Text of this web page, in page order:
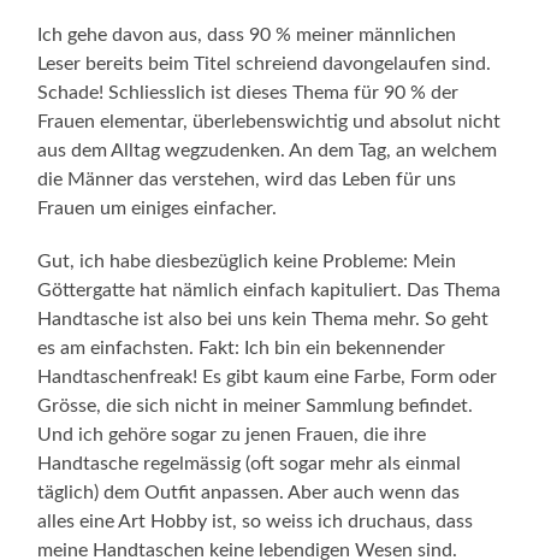
Ich gehe davon aus, dass 90 % meiner männlichen
Leser bereits beim Titel schreiend davongelaufen sind.
Schade! Schliesslich ist dieses Thema für 90 % der
Frauen elementar, überlebenswichtig und absolut nicht
aus dem Alltag wegzudenken. An dem Tag, an welchem
die Männer das verstehen, wird das Leben für uns
Frauen um einiges einfacher.
Gut, ich habe diesbezüglich keine Probleme: Mein
Göttergatte hat nämlich einfach kapituliert. Das Thema
Handtasche ist also bei uns kein Thema mehr. So geht
es am einfachsten. Fakt: Ich bin ein bekennender
Handtaschenfreak! Es gibt kaum eine Farbe, Form oder
Grösse, die sich nicht in meiner Sammlung befindet.
Und ich gehöre sogar zu jenen Frauen, die ihre
Handtasche regelmässig (oft sogar mehr als einmal
täglich) dem Outfit anpassen. Aber auch wenn das
alles eine Art Hobby ist, so weiss ich druchaus, dass
meine Handtaschen keine lebendigen Wesen sind.